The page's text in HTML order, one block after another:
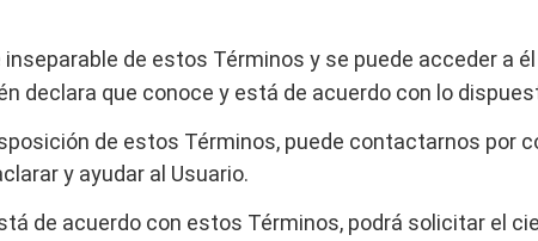
de estos Términos y se puede acceder a
declara que conoce y está de acuerdo con lo
de estos Términos, puede contactarnos por
y ayudar al Usuario.
de acuerdo con estos Términos, podrá solicitar el